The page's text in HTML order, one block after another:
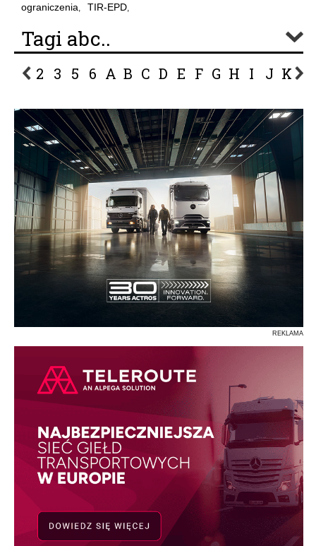
ograniczenia, TIR-EPD,
Tagi abc..
2 3 5 6 A B C D E F G H I J K L
REKLAMA